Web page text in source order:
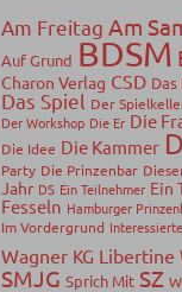
Am Freitag Am
Auf Grund BDSM
Charon Verlag CSD
Das Spiel Der
Der Workshop Die Er Die
Die Idee Die Kammer
Party Die Prinzenbar
Jahr DS Ein Teilnehmer Ein
Fesseln Hamburger
Im Vordergrund
Wagner KG Libertine
SMJG Sprich Mit SZ